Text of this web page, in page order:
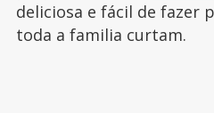
deliciosa e fácil de fazer
toda a familia curtam.